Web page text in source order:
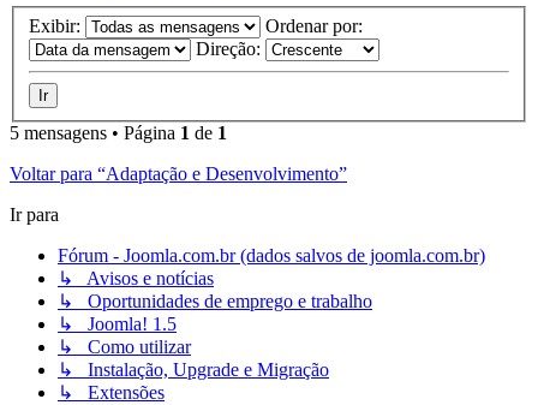
Exibir:
Ordenar por:
Direção:
5 mensagens • Página 1 de 1
Voltar para “Adaptação e Desenvolvimento”
Ir para
Fórum - Joomla.com.br (dados salvos de joomla.com.br)
↳ Avisos e notícias
↳ Oportunidades de emprego e trabalho
↳ Joomla! 1.5
↳ Como utilizar
↳ Instalação, Upgrade e Migração
↳ Extensões